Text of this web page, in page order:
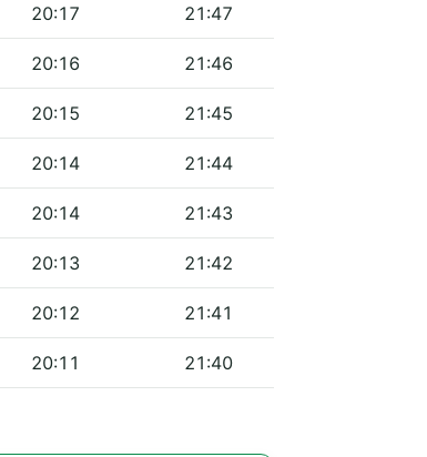
20:17 21:47
20:16 21:46
20:15 21:45
20:14 21:44
20:14 21:43
20:13 21:42
20:12 21:41
20:11 21:40